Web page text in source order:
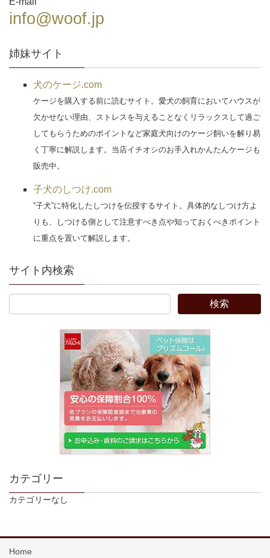
info@woof.jp
姉妹サイト
犬のケージ.com
ケージを購入する前に読むサイト。愛犬の飼育においてハウスが
欠かせない理由、ストレスを与えることなくリラックスして過ご
してもらうためのポイントなど家庭犬向けのケージ飼いを解り易
く丁寧に解説します。当店イチオシのお手入れかんたんケージも
販売中。
子犬のしつけ.com
“子犬”に特化したしつけを伝授するサイト。具体的なしつけ方よ
りも、しつける側として注意すべき点や知っておくべきポイント
に重点を置いて解説します。
サイト内検索
カテゴリー
カテゴリーなし
Home